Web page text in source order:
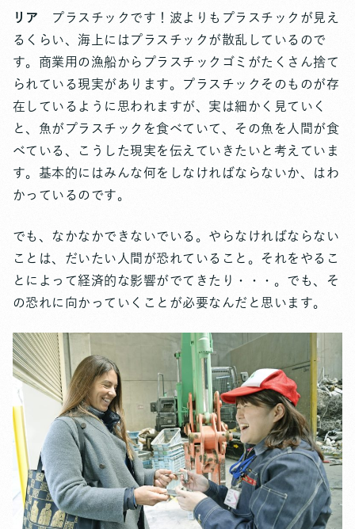
リア
プラスチックです！波よりもプラスチックが見え
るくらい、海上にはプラスチックが散乱しているので
す。商業用の漁船からプラスチックゴミがたくさん捨て
られている現実があります。プラスチックそのものが存
在しているように思われますが、実は細かく見ていく
と、魚がプラスチックを食べていて、その魚を人間が食
べている、こうした現実を伝えていきたいと考えていま
す。基本的にはみんな何をしなければならないか、はわ
かっているのです。
でも、なかなかできないでいる。やらなければならない
ことは、だいたい人間が恐れていること。それをやるこ
とによって経済的な影響がでてきたり・・・。でも、そ
の恐れに向かっていくことが必要なんだと思います。